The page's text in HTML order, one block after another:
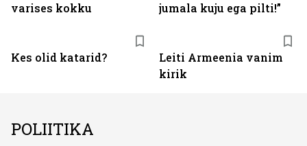
varises kokku
jumala kuju ega pilti!”
Kes olid katarid?
Leiti Armeenia vanim
kirik
POLIITIKA